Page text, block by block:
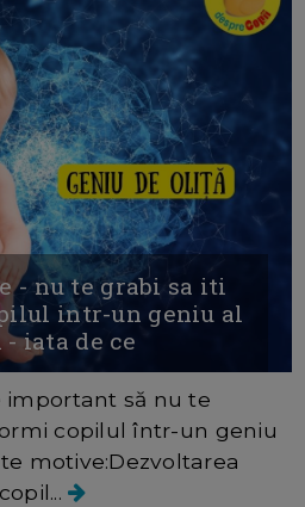
- nu te grabi sa iti
intr-un geniu al
iata de ce
important să nu te
copilul într-un geniu
motive:Dezvoltarea